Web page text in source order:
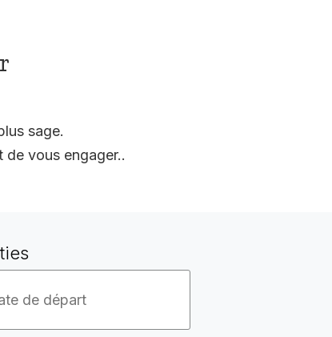
sage.
de vous engager..